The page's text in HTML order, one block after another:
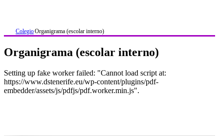
ColegioOrganigrama (escolar interno)
Organigrama (escolar interno)
Setting up fake worker failed: "Cannot load script at:
https://www.dstenerife.eu/wp-content/plugins/pdf-
embedder/assets/js/pdfjs/pdf.worker.min.js".